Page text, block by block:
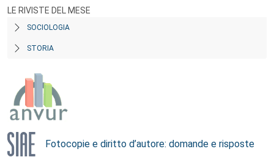
LE RIVISTE DEL MESE
SOCIOLOGIA
STORIA
Fotocopie e diritto d’autore: domande e risposte